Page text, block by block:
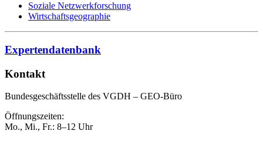
Soziale Netzwerkforschung
Wirtschaftsgeographie
Expertendatenbank
Kontakt
Bundesgeschäftsstelle des VGDH – GEO-Büro
Öffnungszeiten:
Mo., Mi., Fr.: 8–12 Uhr